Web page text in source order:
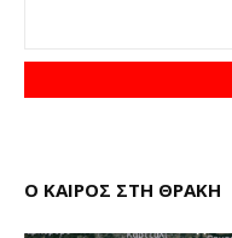
Ο ΚΑΙΡΟΣ ΣΤΗ ΘΡΑΚΗ